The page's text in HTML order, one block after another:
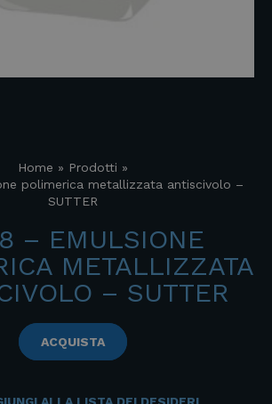
Home » Prodotti »
polimerica metallizzata antiscivolo –
SUTTER
– EMULSIONE
METALLIZZATA
– SUTTER
ACQUISTA
ALLA LISTA DEI DESIDERI